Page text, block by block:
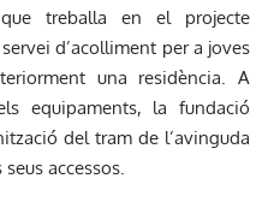
treballa en el projecte
d’acolliment per a joves
una residència. A
equipaments, la fundació
del tram de l’avinguda
accessos.